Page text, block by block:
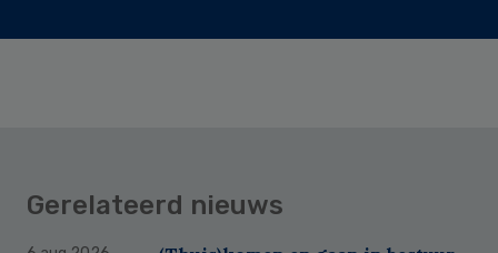
Gerelateerd nieuws